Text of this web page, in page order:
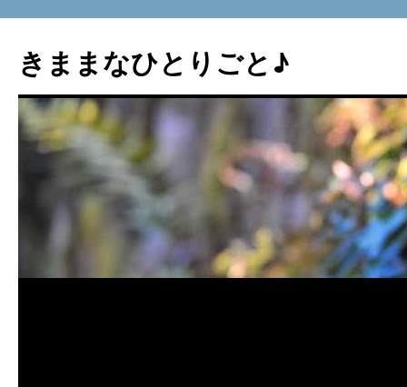
テ
ン
ス
キ
きままなひとりごと♪